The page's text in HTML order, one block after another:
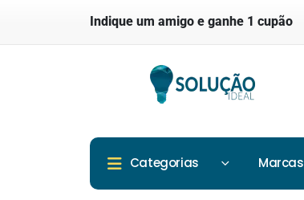
Indique um amigo e ganhe 1 cupão
Categorias Marcas